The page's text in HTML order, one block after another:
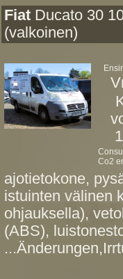
Fiat Ducato 30
(valkoinen)
Co2
ajotietokone,
istuinten välinen
ohjauksella),
(ABS),